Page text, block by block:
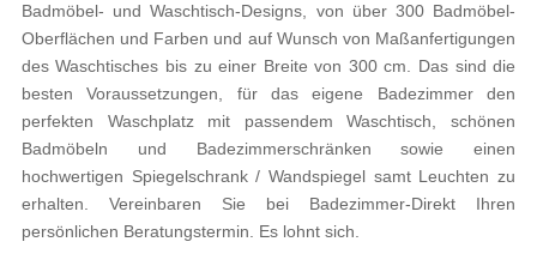
Badmöbel- und Waschtisch-Designs, von über 300 Badmöbel-
Oberflächen und Farben und auf Wunsch von Maßanfertigungen
des Waschtisches bis zu einer Breite von 300 cm. Das sind die
besten Voraussetzungen, für das eigene Badezimmer den
perfekten Waschplatz mit passendem Waschtisch, schönen
Badmöbeln und Badezimmerschränken sowie einen
hochwertigen Spiegelschrank / Wandspiegel samt Leuchten zu
erhalten. Vereinbaren Sie bei Badezimmer-Direkt Ihren
persönlichen Beratungstermin. Es lohnt sich.